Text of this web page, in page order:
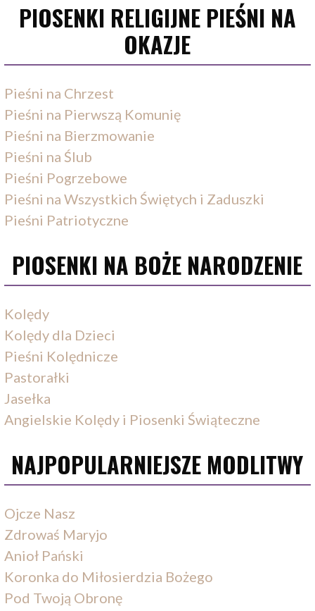
PIOSENKI RELIGIJNE PIEŚNI NA
OKAZJE
Pieśni na Chrzest
Pieśni na Pierwszą Komunię
Pieśni na Bierzmowanie
Pieśni na Ślub
Pieśni Pogrzebowe
Pieśni na Wszystkich Świętych i Zaduszki
Pieśni Patriotyczne
PIOSENKI NA BOŻE NARODZENIE
Kolędy
Kolędy dla Dzieci
Pieśni Kolędnicze
Pastorałki
Jasełka
Angielskie Kolędy i Piosenki Świąteczne
NAJPOPULARNIEJSZE MODLITWY
Ojcze Nasz
Zdrowaś Maryjo
Anioł Pański
Koronka do Miłosierdzia Bożego
Pod Twoją Obronę